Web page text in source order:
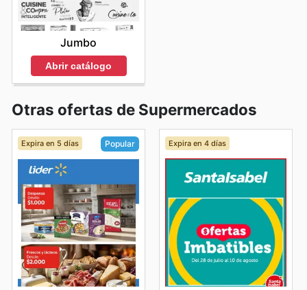
Jumbo
Abrir catálogo
Otras ofertas de Supermercados
Expira en 5 días Popular Expira en 4 días